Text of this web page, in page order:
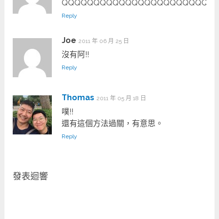
Reply
Joe 2011 年 06 月 25 日
沒有阿!!
Reply
Thomas 2011 年 05 月 18 日
噗!!
還有這個方法過關，有意思。
Reply
發表迴響